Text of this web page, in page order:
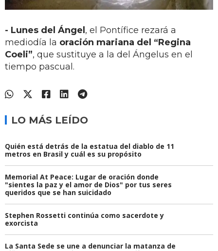
- Lunes del Ángel, el Pontífice rezará a
mediodía la oración mariana del “Regina
Coeli”, que sustituye a la del Ángelus en el
tiempo pascual.
LO MÁS LEÍDO
Quién está detrás de la estatua del diablo de 11
metros en Brasil y cuál es su propósito
Memorial At Peace: Lugar de oración donde
"sientes la paz y el amor de Dios" por tus seres
queridos que se han suicidado
Stephen Rossetti continúa como sacerdote y
exorcista
La Santa Sede se une a denunciar la matanza de